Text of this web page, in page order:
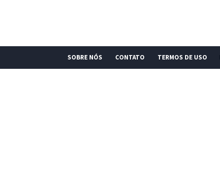
SOBRE NÓS CONTATO TERMOS DE USO